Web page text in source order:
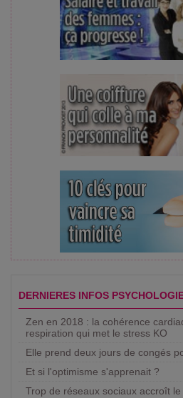
DERNIERES INFOS
Zen en 2018 : la cohérence
respiration qui met le stress KO
Elle prend deux jours de congés
Et si l'optimisme s'apprenait ?
Trop de réseaux sociaux accroît